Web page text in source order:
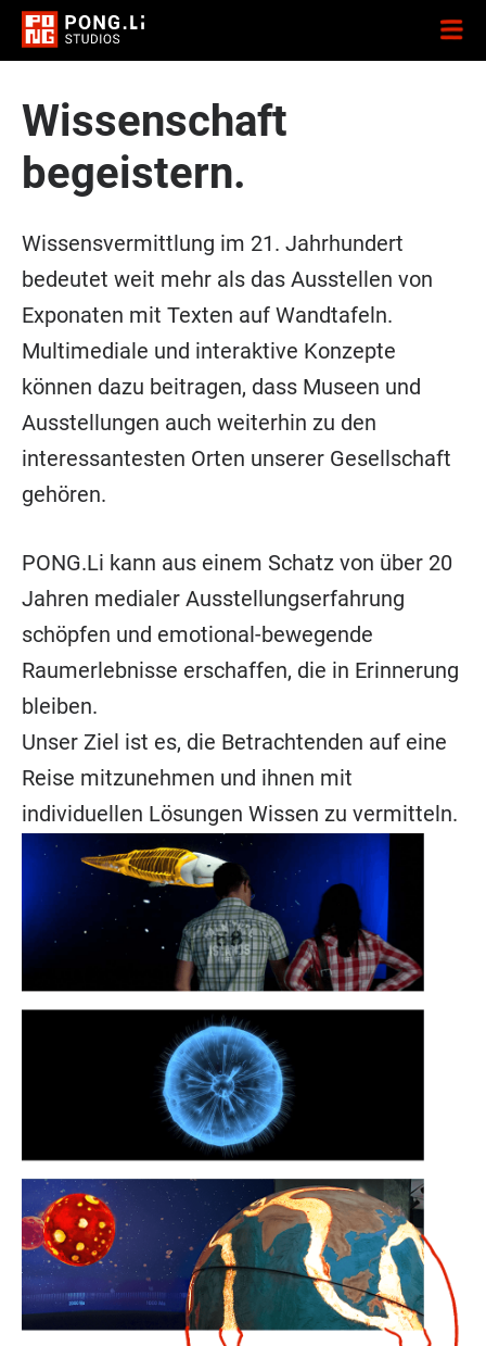
Wissenschaft
begeistern.
Wissensvermittlung im 21. Jahrhundert
bedeutet weit mehr als das Ausstellen von
Exponaten mit Texten auf Wandtafeln.
Multimediale und interaktive Konzepte
können dazu beitragen, dass Museen und
Ausstellungen auch weiterhin zu den
interessantesten Orten unserer Gesellschaft
gehören.
PONG.Li kann aus einem Schatz von über 20
Jahren medialer Ausstellungserfahrung
schöpfen und emotional-bewegende
Raumerlebnisse erschaffen, die in Erinnerung
bleiben.
Unser Ziel ist es, die Betrachtenden auf eine
Reise mitzunehmen und ihnen mit
individuellen Lösungen Wissen zu vermitteln.